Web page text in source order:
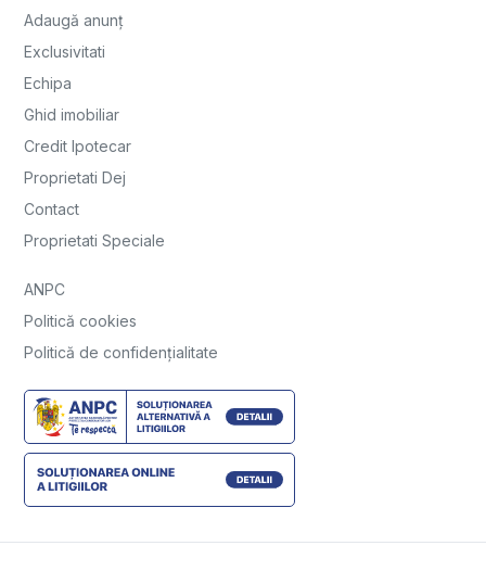
Adaugă anunț
Exclusivitati
Echipa
Ghid imobiliar
Credit Ipotecar
Proprietati Dej
Contact
Proprietati Speciale
ANPC
Politică cookies
Politică de confidențialitate